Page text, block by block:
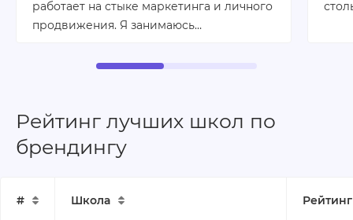
работает на стыке маркетинга и личного
продвижения. Я занимаюсь…
Рейтинг лучших школ по
брендингу
# Школа Рейтинг